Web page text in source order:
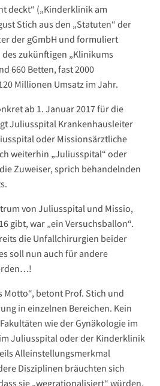
deckt“ („Kinderklinik am
Stich aus den „Statuten“ der
der gGmbH und formuliert
zukünftigen „Klinikums
660 Betten, fast 2000
Millionen Umsatz im Jahr.
ab 1. Januar 2017 für die
Juliusspital Krankenhausleiter
oder Missionsärztliche
weiterhin „Juliusspital“ oder
Zuweiser, sprich behandelnden
von Juliusspital und Missio,
gibt, war „ein Versuchsballon“.
die Unfallchirurgien beider
soll nun auch für andere
Motto“, betont Prof. Stich und
in einzelnen Bereichen. Kein
wie der Gynäkologie im
Juliusspital oder der Kinderklinik
Alleinstellungsmerkmal
Disziplinen bräuchten sich
sie „wegrationalisiert“ würden,